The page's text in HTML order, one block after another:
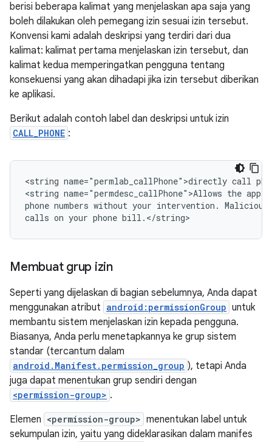
berisi beberapa kalimat yang menjelaskan apa saja yang
boleh dilakukan oleh pemegang izin sesuai izin tersebut.
Konvensi kami adalah deskripsi yang terdiri dari dua
kalimat: kalimat pertama menjelaskan izin tersebut, dan
kalimat kedua memperingatkan pengguna tentang
konsekuensi yang akan dihadapi jika izin tersebut diberikan
ke aplikasi.
Berikut adalah contoh label dan deskripsi untuk izin
CALL_PHONE :
<string name="permlab_callPhone">directly call
<string name="permdesc_callPhone">Allows the app
phone numbers without your intervention. Malicious
calls on your phone bill.</string>
Membuat grup izin
Seperti yang dijelaskan di bagian sebelumnya, Anda dapat
menggunakan atribut android:permissionGroup untuk
membantu sistem menjelaskan izin kepada pengguna.
Biasanya, Anda perlu menetapkannya ke grup sistem
standar (tercantum dalam
android.Manifest.permission_group ), tetapi Anda
juga dapat menentukan grup sendiri dengan
<permission-group> .
Elemen <permission-group> menentukan label untuk
sekumpulan izin, yaitu yang dideklarasikan dalam manifes